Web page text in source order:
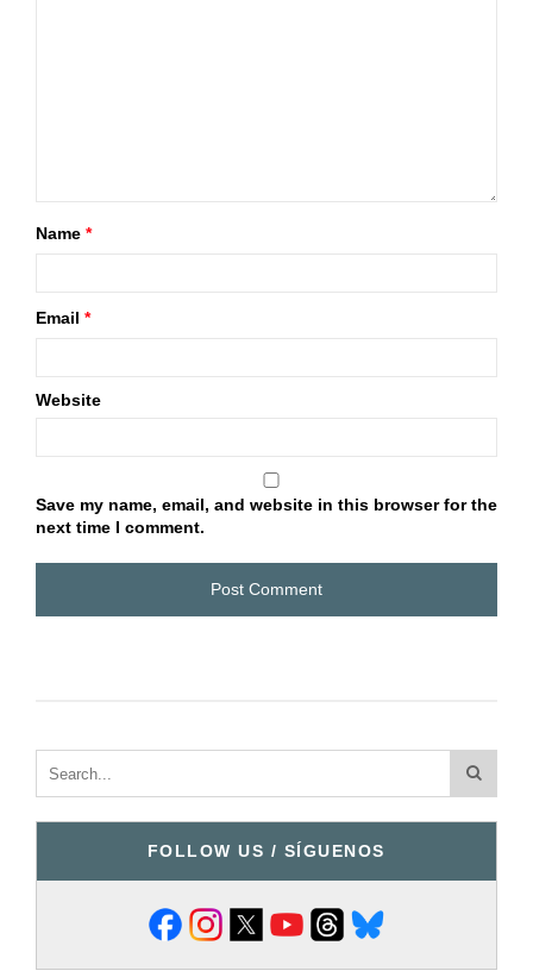
Name *
Email *
Website
Save my name, email, and website in this browser for the
next time I comment.
FOLLOW US / SÍGUENOS